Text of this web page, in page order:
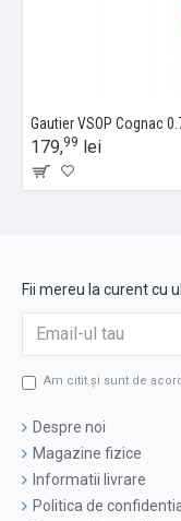
Gautier VSOP Cognac
179,99 lei
Fii mereu la curent cu
Am citit şi sunt de
Despre noi
Magazine fizice
Informatii livrare
Politica de